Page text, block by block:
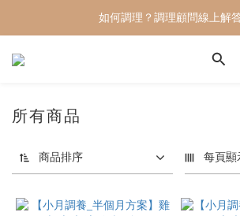
如何調理？調理顧問線上解
所有商品
商品排序 每頁顯